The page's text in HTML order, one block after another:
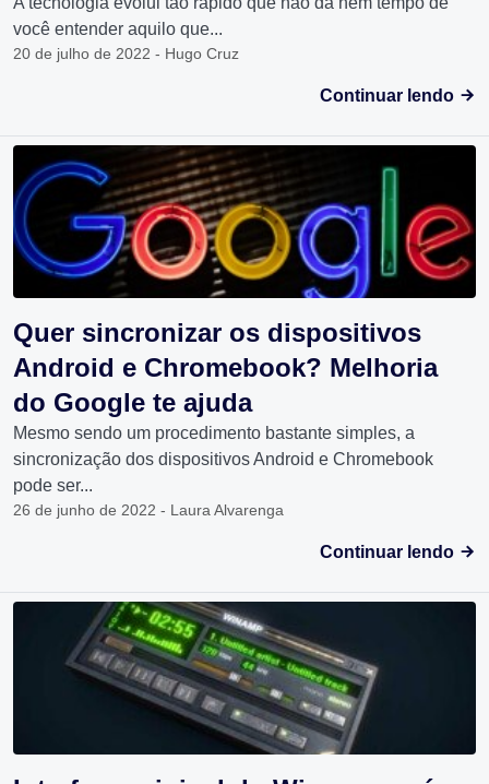
você entender aquilo que...
20 de julho de 2022 - Hugo Cruz
Continuar lendo
Quer sincronizar os dispositivos
Android e Chromebook? Melhoria
do Google te ajuda
Mesmo sendo um procedimento bastante simples, a
sincronização dos dispositivos Android e Chromebook
pode ser...
26 de junho de 2022 - Laura Alvarenga
Continuar lendo